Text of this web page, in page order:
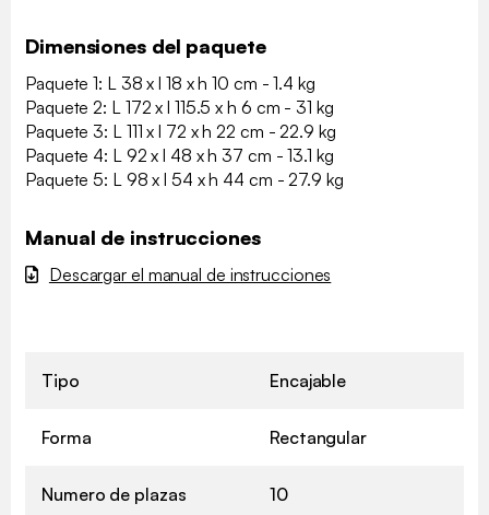
Dimensiones del paquete
Paquete 1: L 38 x l 18 x h 10 cm - 1.4 kg
Paquete 2: L 172 x l 115.5 x h 6 cm - 31 kg
Paquete 3: L 111 x l 72 x h 22 cm - 22.9 kg
Paquete 4: L 92 x l 48 x h 37 cm - 13.1 kg
Paquete 5: L 98 x l 54 x h 44 cm - 27.9 kg
Manual de instrucciones
Descargar el manual de instrucciones
Tipo Encajable
Forma Rectangular
Numero de plazas 10